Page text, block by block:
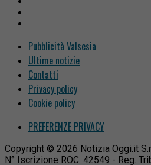
Pubblicità Valsesia
Ultime notizie
Contatti
Privacy policy
Cookie policy
PREFERENZE PRIVACY
Copyright © 2026 Notizia Oggi.it
N° Iscrizione ROC: 42549 - Reg.